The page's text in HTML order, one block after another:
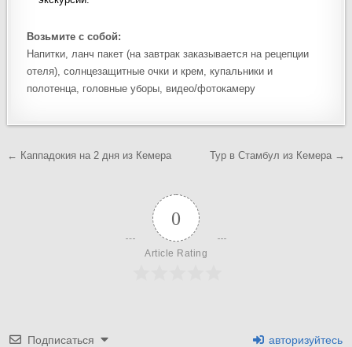
Возьмите с собой:
Напитки, ланч пакет (на завтрак заказывается на рецепции
отеля), солнцезащитные очки и крем, купальники и
полотенца, головные уборы, видео/фотокамеру
Навигация
← Каппадокия на 2 дня из Кемера Тур в Стамбул из Кемера →
0
Article Rating
Подписаться авторизуйтесь